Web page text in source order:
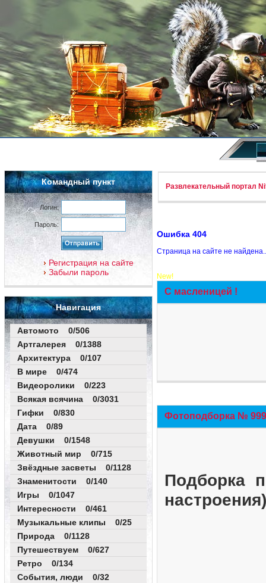
Командный пункт
Логин:
Пароль:
Регистрация на сайте
Забыли пароль
Навигация
Автомото 0/506
Артгалерея 0/1388
Архитектура 0/107
В мире 0/474
Видеоролики 0/223
Всякая всячина 0/3031
Гифки 0/830
Дата 0/89
Девушки 0/1548
Животный мир 0/715
Звёздные засветы 0/1128
Знаменитости 0/140
Игры 0/1047
Интересности 0/461
Музыкальные клипы 0/25
Природа 0/1128
Путешествуем 0/627
Ретро 0/134
События, люди 0/32
Развлекательный портал
Ошибка 404
Страница на сайте не
New!
С масленицей !
Фотоподборка №
Подборка